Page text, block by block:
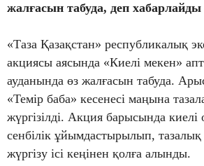
жалғасын табуда, деп
«Таза Қазақстан» республикалық
акциясы аясында «Киелі мекен»
ауданында өз жалғасын табуда.
«Темір баба» кесенесі маңына
жүргізілді. Акция барысында
сенбілік ұйымдастырылып,
жүргізу ісі кеңінен қолға алынды.